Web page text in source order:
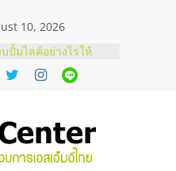
10, 2026
อกาสบริหารสถานี
ปั้มไลค์อย่างไรให้
ของธุรกิจ
อดฮิตเกี่ยวกับการ
าของธุรกิจควรรู้
มสภาพคล่องให้ธุรกิจ